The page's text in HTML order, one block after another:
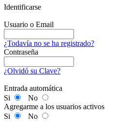
Identificarse
Usuario o Email
¿Todavía no se ha registrado?
Contraseña
¿Olvidó su Clave?
Entrada automática
Si
No
Agregarme a los usuarios activos
Si
No